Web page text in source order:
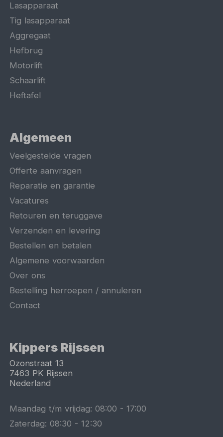
Lasapparaat
Tig lasapparaat
Aggregaat
Hefbrug
Motorlift
Schaarlift
Heftafel
Algemeen
Veelgestelde vragen
Offerte aanvragen
Reparatie en garantie
Vacatures
Retouren en teruggave
Verzenden en levering
Bestellen en betalen
Algemene voorwaarden
Over ons
Bestelling herroepen / annuleren
Contact
Kippers Rijssen
Ozonstraat 13
7463 PK Rijssen
Nederland
Maandag t/m vrijdag:08:00 -17:00
Zaterdag:08:30 -12:30